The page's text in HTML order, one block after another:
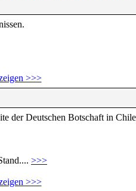
>>>
der Deutschen Botschaft in
>>>
>>>